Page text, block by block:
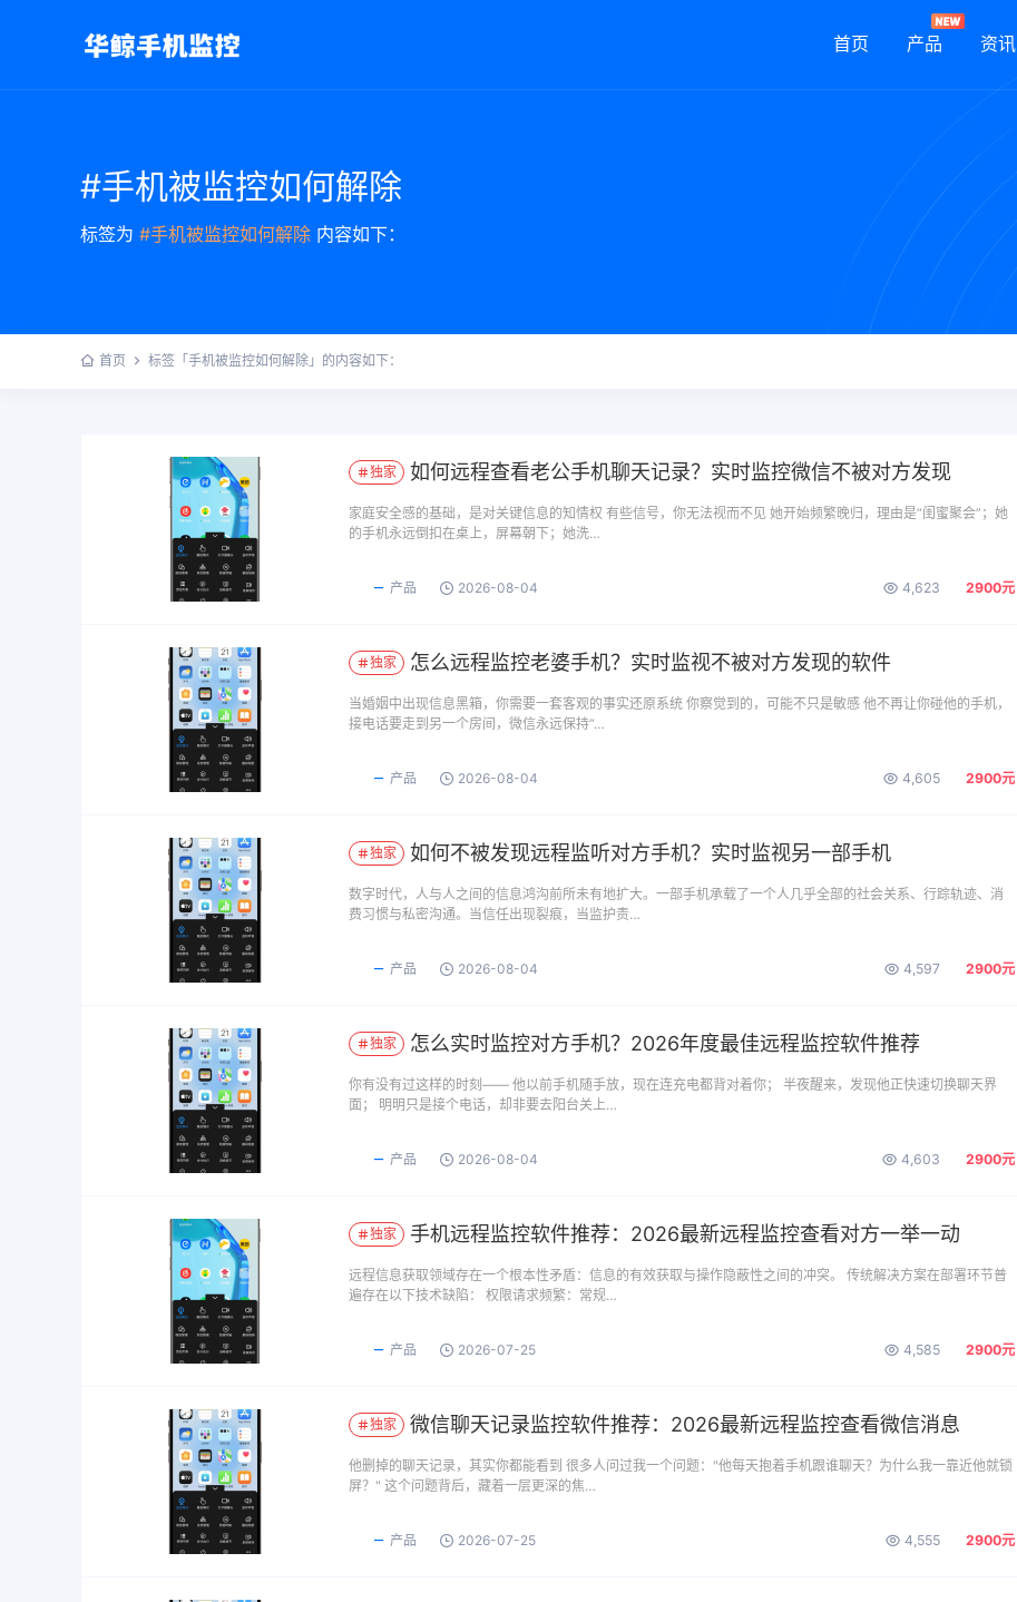
首页 产品 资讯
#手机被监控如何解除
标签为 #手机被监控如何解除 内容如下：
首页 标签「手机被监控如何解除」的内容如下：
独家 如何远程查看老公手机聊天记录？实时监控微信不被对方发现
家庭安全感的基础，是对关键信息的知情权 有些信号，你无法视而不见 她开始频繁晚归，理由是“闺蜜聚会”；她
的手机永远倒扣在桌上，屏幕朝下；她洗…
产品 2026-08-04 4,623 2900元
独家 怎么远程监控老婆手机？实时监视不被对方发现的软件
当婚姻中出现信息黑箱，你需要一套客观的事实还原系统 你察觉到的，可能不只是敏感 他不再让你碰他的手机，
接电话要走到另一个房间，微信永远保持“…
产品 2026-08-04 4,605 2900元
独家 如何不被发现远程监听对方手机？实时监视另一部手机
数字时代，人与人之间的信息鸿沟前所未有地扩大。一部手机承载了一个人几乎全部的社会关系、行踪轨迹、消
费习惯与私密沟通。当信任出现裂痕，当监护责…
产品 2026-08-04 4,597 2900元
独家 怎么实时监控对方手机？2026年度最佳远程监控软件推荐
你有没有过这样的时刻—— 他以前手机随手放，现在连充电都背对着你； 半夜醒来，发现他正快速切换聊天界
面； 明明只是接个电话，却非要去阳台关上…
产品 2026-08-04 4,603 2900元
独家 手机远程监控软件推荐：2026最新远程监控查看对方一举一动
远程信息获取领域存在一个根本性矛盾：信息的有效获取与操作隐蔽性之间的冲突。 传统解决方案在部署环节普
遍存在以下技术缺陷： 权限请求频繁：常规…
产品 2026-07-25 4,585 2900元
独家 微信聊天记录监控软件推荐：2026最新远程监控查看微信消息
他删掉的聊天记录，其实你都能看到 很多人问过我一个问题："他每天抱着手机跟谁聊天？为什么我一靠近他就锁
屏？" 这个问题背后，藏着一层更深的焦…
产品 2026-07-25 4,555 2900元